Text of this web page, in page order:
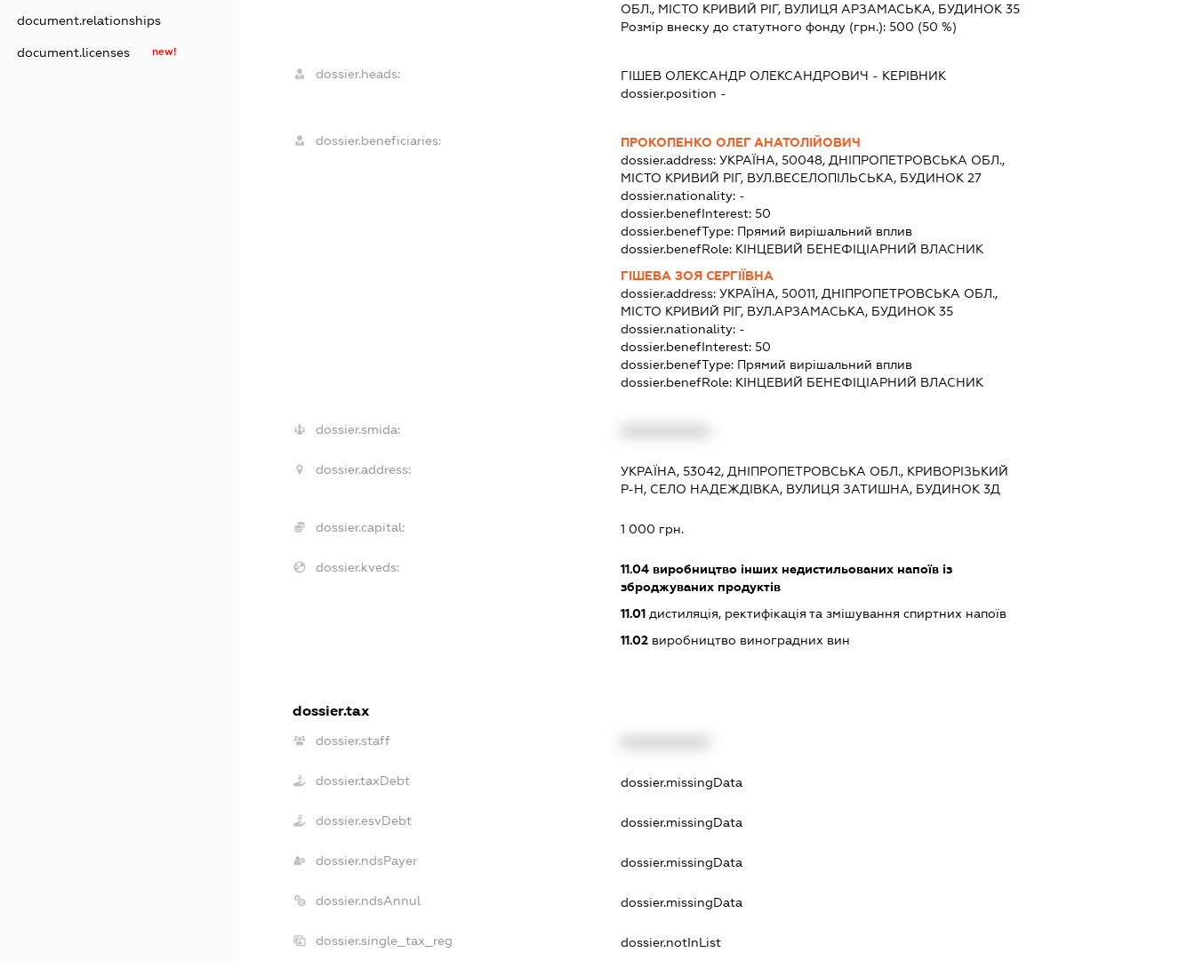
document.relationships
document.licenses new!
ОБЛ., МІСТО КРИВИЙ РІГ, ВУЛИЦЯ АРЗАМАСЬКА, БУДИНОК 35
Розмір внеску до статутного фонду (грн.):500 (50 %)
dossier.heads: ГІШЕВ ОЛЕКСАНДР ОЛЕКСАНДРОВИЧ - КЕРІВНИК
dossier.position -
dossier.beneficiaries:
ПРОКОПЕНКО ОЛЕГ АНАТОЛІЙОВИЧ
dossier.address:УКРАЇНА, 50048, ДНІПРОПЕТРОВСЬКА ОБЛ.,
МІСТО КРИВИЙ РІГ, ВУЛ.ВЕСЕЛОПІЛЬСЬКА, БУДИНОК 27
dossier.nationality: -
dossier.benefInterest:50
dossier.benefType: Прямий вирішальний вплив
dossier.benefRole: КІНЦЕВИЙ БЕНЕФІЦІАРНИЙ ВЛАСНИК
ГІШЕВА ЗОЯ СЕРГІЇВНА
dossier.address:УКРАЇНА, 50011, ДНІПРОПЕТРОВСЬКА ОБЛ.,
МІСТО КРИВИЙ РІГ, ВУЛ.АРЗАМАСЬКА, БУДИНОК 35
dossier.nationality: -
dossier.benefInterest:50
dossier.benefType: Прямий вирішальний вплив
dossier.benefRole: КІНЦЕВИЙ БЕНЕФІЦІАРНИЙ ВЛАСНИК
dossier.smida:
dossier.address:
УКРАЇНА, 53042, ДНІПРОПЕТРОВСЬКА ОБЛ., КРИВОРІЗЬКИЙ
Р-Н, СЕЛО НАДЕЖДІВКА, ВУЛИЦЯ ЗАТИШНА, БУДИНОК 3Д
dossier.capital: 1 000 грн.
dossier.kveds: 11.04 виробництво інших недистильованих напоїв із
зброджуваних продуктів
11.01 дистиляція, ректифікація та змішування спиртних напоїв
11.02 виробництво виноградних вин
dossier.tax
dossier.staff
dossier.taxDebt dossier.missingData
dossier.esvDebt dossier.missingData
dossier.ndsPayer dossier.missingData
dossier.ndsAnnul dossier.missingData
dossier.single_tax_reg dossier.notInList